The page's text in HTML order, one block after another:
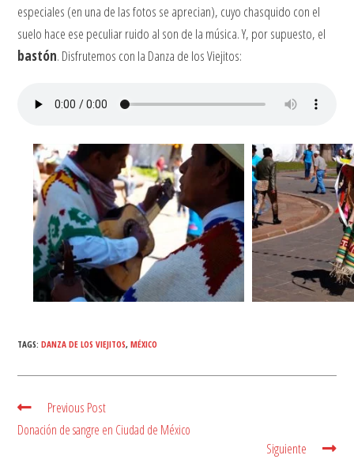
especiales (en una de las fotos se aprecian), cuyo chasquido con el
suelo hace ese peculiar ruido al son de la música. Y, por supuesto, el
bastón. Disfrutemos con la Danza de los Viejitos:
TAGS:DANZA DE LOS VIEJITOS, MÉXICO
Read
more
articles
Previous Post
Donación de sangre en Ciudad de México
Siguiente